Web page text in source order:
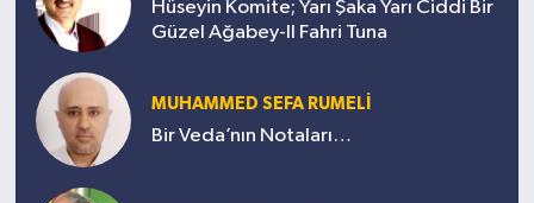
Hüseyin Komite; Yarı Şaka Yarı Ciddi Bir
Güzel Ağabey-II Fahri Tuna
MUHAMMED SEFA RUMELİ
Bir Veda’nın Notaları…